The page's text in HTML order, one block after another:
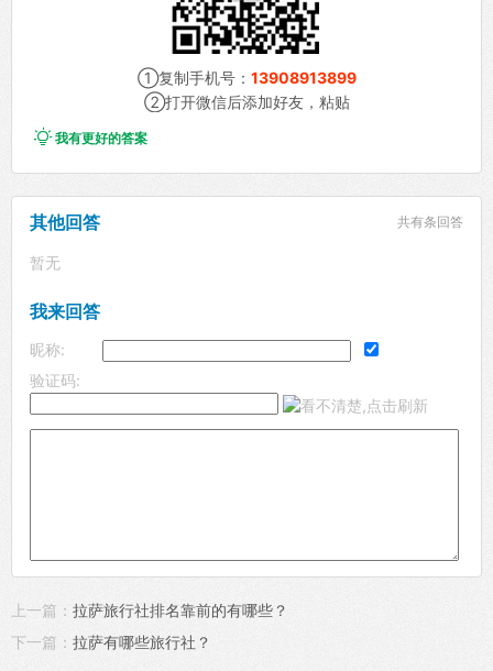
①复制手机号： 13908913899
②打开微信后添加好友，粘贴
我有更好的答案
其他回答 共有条回答
暂无
我来回答
昵称:
验证码:
上一篇： 拉萨旅行社排名靠前的有哪些？
下一篇： 拉萨有哪些旅行社？